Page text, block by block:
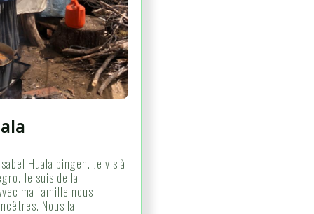
Huala pingen. Je vis à
Je suis de la
ma famille nous
Nous la